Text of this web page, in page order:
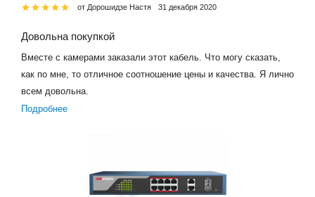
от Дорошидзе Настя 31 декабря 2020
Довольна покупкой
Вместе с камерами заказали этот кабель. Что могу сказать,
как по мне, то отличное соотношение цены и качества. Я лично
всем довольна.
Подробнее